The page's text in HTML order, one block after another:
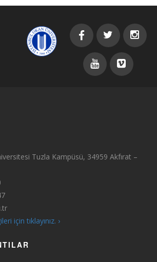
Truva Salonu
Tuzla Kampüsü, 34959 Akfırat –
için tıklayınız. ›